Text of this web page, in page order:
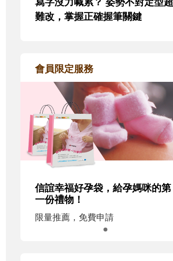
難改，掌握正確握筆關鍵
會員限定服務
信誼幸福好孕袋，給孕媽咪的第
一份禮物！
限量推薦，免費申請